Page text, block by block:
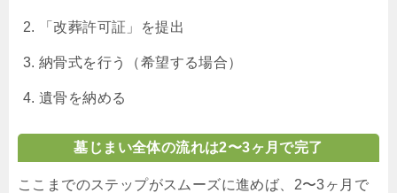
「改葬許可証」を提出
納骨式を行う（希望する場合）
遺骨を納める
墓じまい全体の流れは2〜3ヶ月で完了
ここまでのステップがスムーズに進めば、2〜3ヶ月で